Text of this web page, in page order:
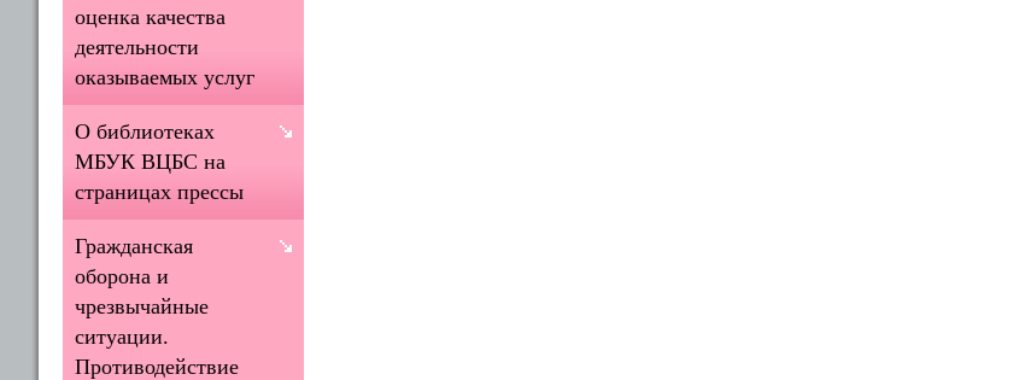
оценка качества
деятельности
оказываемых услуг
О библиотеках
МБУК ВЦБС на
страницах прессы
Гражданская
оборона и
чрезвычайные
ситуации.
Противодействие